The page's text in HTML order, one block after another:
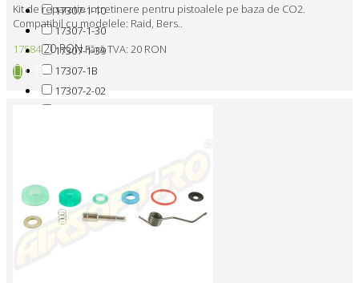
17307-1-10
17307-1-30
17307-1-39
17307-1B
17307-2-02
17308-1-39
17308-3-07
Kit de reparatie intretinere pentru pistoalele pe baza de CO2.
Compatibil cu modelele: Raid, Bers..
1758420 RONFără TVA: 20 RON